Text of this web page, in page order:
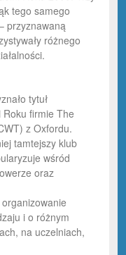
tego samego
przyznawaną
różnego
tytuł
Roku firmie The
z Oxfordu.
tamtejszy klub
wśród
oraz
organizowanie
i o różnym
na uczelniach,